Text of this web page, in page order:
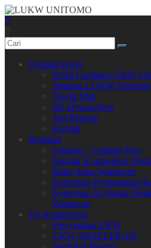
Tentang Kami
Profil Lembaga UKW
Struktur LUKW Unitomo
Visi & Misi
SK Dewan Pers
Tim Penguji
Kontak
Regulasi
Undang – Undang Pers
Standar Kompetensi
Buku Saku Wartawan
Ketentuan Penggantian
Ketentuan & Aturan
Wartawan
Uji Kompetensi
Persyaratan UKW
UKW AKSELERASI